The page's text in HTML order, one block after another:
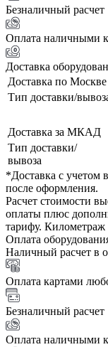
Безналичный расчет
Оплата наличными
Доставка
Доставка по
Тип доставки/
Доставка за МКАД
Тип доставки/
вывоза
*Доставка с
после оформления.
Расчет стоимости
оплаты плюс
тарифу. Километраж
Оплата
Наличный расчет в
Оплата картами
Безналичный расчет
Оплата наличными